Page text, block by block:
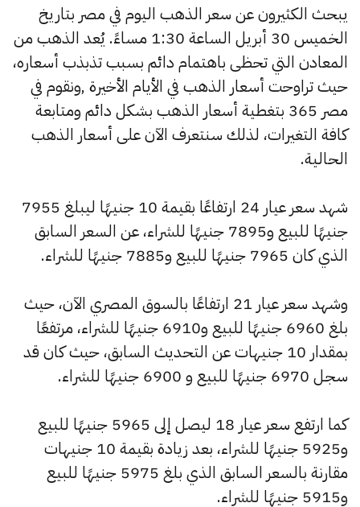
يبحث الكثيرون عن سعر الذهب اليوم في مصر بتاريخ
الخميس 30 أبريل الساعة 1:30 مساءً. يُعد الذهب من
المعادن التي تحظى باهتمام دائم بسبب تذبذب أسعاره،
حيث تراوحت أسعار الذهب في الأيام الأخيرة ,ونقوم في
مصر 365 بتغطية أسعار الذهب بشكل دائم ومتابعة
كافة التغيرات، لذلك سنتعرف الآن على أسعار الذهب
الحالية.
شهد سعر عيار 24 ارتفاعًا بقيمة 10 جنيهًا ليبلغ 7955
جنيهًا للبيع و7895 جنيهًا للشراء، عن السعر السابق
الذي كان 7965 جنيهًا للبيع و7885 جنيهًا للشراء.
وشهد سعر عيار 21 ارتفاعًا بالسوق المصري الآن، حيث
بلغ 6960 جنيهًا للبيع و6910 جنيهًا للشراء، مرتفعًا
بمقدار 10 جنيهات عن التحديث السابق، حيث كان قد
سجل 6970 جنيهًا للبيع و 6900 جنيهًا للشراء.
كما ارتفع سعر عيار 18 ليصل إلى 5965 جنيهًا للبيع
و5925 جنيهًا للشراء، بعد زيادة بقيمة 10 جنيهات
مقارنة بالسعر السابق الذي بلغ 5975 جنيهًا للبيع
و5915 جنيهًا للشراء.